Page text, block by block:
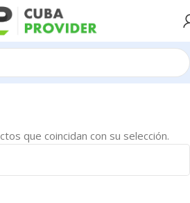
que coincidan con su selección.